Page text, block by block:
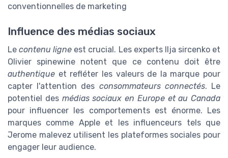
conventionnelles de marketing
Influence des médias sociaux
Lecontenu ligne est crucial. Les experts Ilja sircenko et
Olivier spinewine notent que ce contenu doit être
authentique et refléter les valeurs de la marque pour
capter l'attention des consommateurs connectés. Le
potentiel des médias sociaux en Europe et au Canada
pour influencer les comportements est énorme. Les
marques comme Apple et les influenceurs tels que
Jerome malevez utilisent les plateformes sociales pour
engager leur audience.